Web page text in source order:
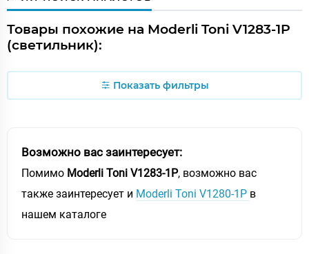
Товары похожие на Moderli Toni V1283-1P
(светильник):
Показать фильтры
Возможно вас заинтересует:
Помимо Moderli Toni V1283-1P, возможно вас
также заинтересует и Moderli Toni V1280-1P в
нашем каталоге